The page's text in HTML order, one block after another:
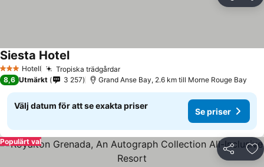
3 StjärnorHotell Tropiska trädgårdar
Siesta Hotel
8,6 Utmärkt 3 257 Grand Anse Bay, 2.6 km till Morne Rouge Bay
Välj datum för att se exakta priser
Se priser
Dela
Populärt val